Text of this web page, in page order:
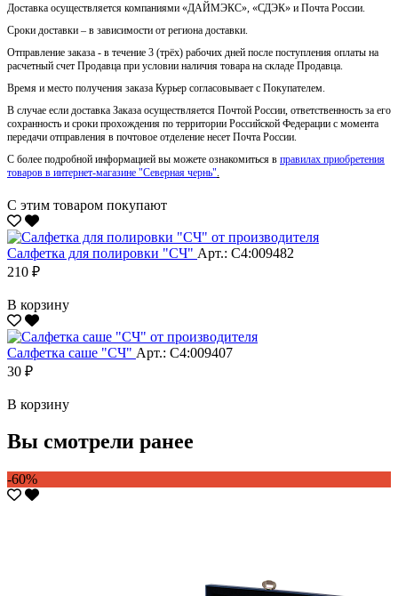
Доставка осуществляется компаниями «ДАЙМЭКС», «СДЭК» и Почта России.
Сроки доставки – в зависимости от региона доставки.
Отправление заказа - в течение 3 (трёх) рабочих дней после поступления оплаты на
расчетный счет Продавца при условии наличия товара на складе Продавца.
Время и место получения заказа Курьер согласовывает с Покупателем.
В случае если доставка Заказа осуществляется Почтой России, ответственность за его
сохранность и сроки прохождения по территории Российской Федерации с момента
передачи отправления в почтовое отделение несет Почта России.
С более подробной информацией вы можете ознакомиться в правилах приобретения
товаров в интернет-магазине "Северная чернь"
С этим товаром покупают
Салфетка для полировки "CЧ" Арт.: С4:009482
210 ₽
В корзину
Салфетка саше "CЧ" Арт.: С4:009407
30 ₽
В корзину
Вы смотрели ранее
-60%